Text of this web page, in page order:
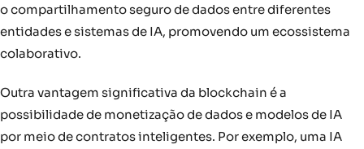
o compartilhamento seguro de dados entre diferentes
entidades e sistemas de IA, promovendo um ecossistema
colaborativo.
Outra vantagem significativa da blockchain é a
possibilidade de monetização de dados e modelos de IA
por meio de contratos inteligentes. Por exemplo, uma IA